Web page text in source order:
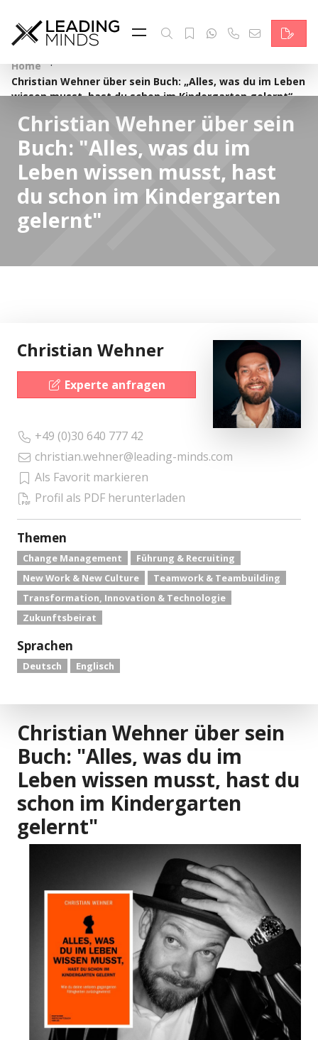
Feed & News
Reading Minds
Themen
Services
Wer wir sind
Kontakt
Home ·
Christian Wehner über sein Buch: „Alles, was du im Leben
wissen musst, hast du schon im Kindergarten gelernt“
Christian Wehner über sein
Buch: "Alles, was du im
Leben wissen musst, hast
du schon im Kindergarten
gelernt"
Christian Wehner
Experte anfragen
+49 (0)30 640 777 42
christian.wehner@leading-minds.com
Als Favorit markieren
Profil als PDF herunterladen
Themen
Change Management
Führung & Recruiting
New Work & New Culture
Teamwork & Teambuilding
Transformation, Innovation & Technologie
Zukunftsbeirat
Sprachen
Deutsch Englisch
Christian Wehner über sein
Buch: "Alles, was du im
Leben wissen musst, hast du
schon im Kindergarten
gelernt"